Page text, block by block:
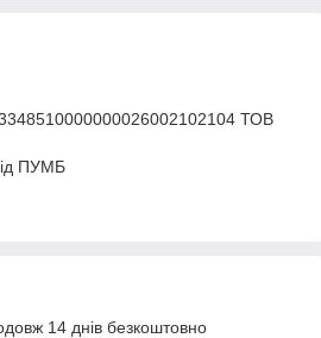
ТОВ
ПУМБ
14 днів безкоштовно